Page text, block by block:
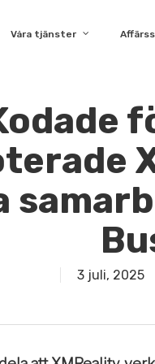
Våra tjänster
3 juli, 2025